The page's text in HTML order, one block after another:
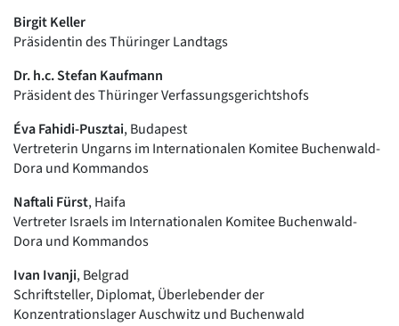
Birgit Keller
Präsidentin des Thüringer Landtags
Dr. h.c. Stefan Kaufmann
Präsident des Thüringer Verfassungsgerichtshofs
Éva Fahidi-Pusztai, Budapest
Vertreterin Ungarns im Internationalen Komitee Buchenwald-
Dora und Kommandos
Naftali Fürst, Haifa
Vertreter Israels im Internationalen Komitee Buchenwald-
Dora und Kommandos
Ivan Ivanji, Belgrad
Schriftsteller, Diplomat, Überlebender der
Konzentrationslager Auschwitz und Buchenwald